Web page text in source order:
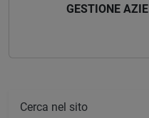
GESTIONE
Cerca nel sito